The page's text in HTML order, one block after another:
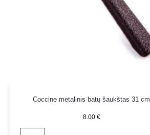
Coccine metalinis batų šaukštas 31 cm
8.00 €